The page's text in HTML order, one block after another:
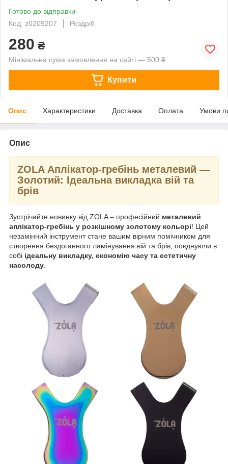
Готово до відправки
Код: z0209207
Роздріб
280 ₴
Мінімальна сума замовлення на сайті — 500 ₴
Купити
Опис Характеристики Доставка Оплата Умови
Опис
ZOLA Аплікатор-гребінь металевий —
Золотий: Ідеальна викладка вій та
брів
Зустрічайте новинку від ZOLA – професійний металевий
аплікатор-гребінь у розкішному золотому кольорі! Цей
незамінний інструмент стане вашим вірним помічником для
створення бездоганного ламінування вій та брів, поєднуючи в
собі ідеальну викладку, економію часу та естетичну
насолоду.